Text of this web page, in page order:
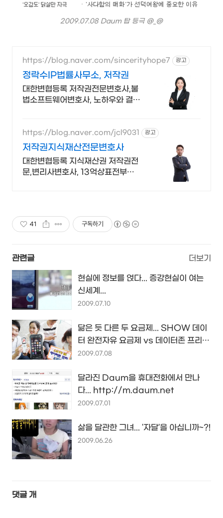
2009.07.08 Daum 탑 등극 @_@
https://blog.naver.com/sincerityhope7 광고
정락수IP법률사무소, 저작권
대한변협등록 저작권전문변호사,불
법소프트웨어변호사, 노하우와 결과
https://blog.naver.com/jcl9031 광고
저작권지식재산전문변호사
대한변협등록 지식재산권 저작권전
문,변리사변호사, 13억상표전부승
41 구독하기
관련글 더보기
현실에 정보를 얹다... 증강현실이 여는
신세계...
2009.07.10
닮은 듯 다른 두 요금제... SHOW 데이
터 완전자유 요금제 vs 데이터존 프리
요금제
2009.07.08
달라진 Daum을 휴대전화에서 만나
다... http://m.daum.net
2009.07.01
삶을 달관한 그녀... '자달'을 아십니까~?!
2009.06.26
댓글 개